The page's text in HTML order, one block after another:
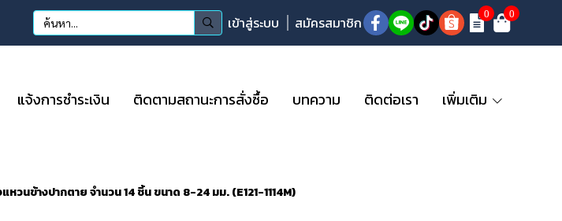
เข้าสู่ระบบ สมัครสมาชิก 0 0
แจ้งการชำระเงิน ติดตามสถานะการสั่งซื้อ บทความ ติดต่อเรา เพิ่มเติม
หวนข้างปากตาย จำนวน 14 ชิ้น ขนาด 8-24 มม. (E121-1114M)